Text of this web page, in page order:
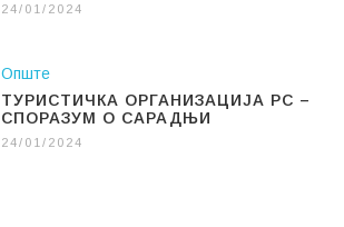
24/01/2024
Опште
ТУРИСТИЧКА ОРГАНИЗАЦИЈА РС –
СПОРАЗУМ О САРАДЊИ
24/01/2024